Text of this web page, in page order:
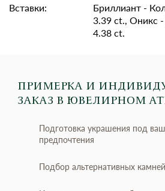
Вставки:
Бриллиант -
3.39 ct., Оникс -
4.38 ct.
ПРИМЕРКА И
ЗАКАЗ В ЮВЕЛИРНОМ
Подготовка украшения под
предпочтения
Подбор альтернативных